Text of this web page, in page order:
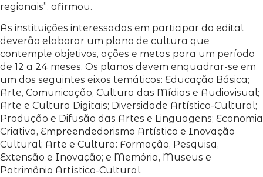
regionais”, afirmou.
As instituições interessadas em participar do edital
deverão elaborar um plano de cultura que
contemple objetivos, ações e metas para um período
de 12 a 24 meses. Os planos devem enquadrar-se em
um dos seguintes eixos temáticos: Educação Básica;
Arte, Comunicação, Cultura das Mídias e Audiovisual;
Arte e Cultura Digitais; Diversidade Artístico-Cultural;
Produção e Difusão das Artes e Linguagens; Economia
Criativa, Empreendedorismo Artístico e Inovação
Cultural; Arte e Cultura: Formação, Pesquisa,
Extensão e Inovação; e Memória, Museus e
Patrimônio Artístico-Cultural.